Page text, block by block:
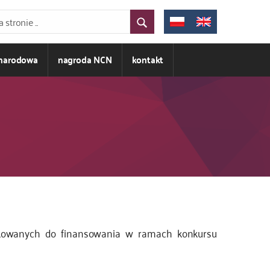
nagroda NCN kontakt
do finansowania w ramach konkursu